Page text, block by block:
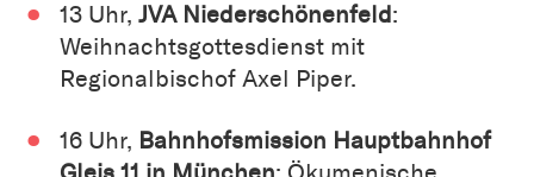
13 Uhr, JVA Niederschönenfeld:
Weihnachtsgottesdienst mit
Regionalbischof Axel Piper.
16 Uhr, Bahnhofsmission Hauptbahnhof